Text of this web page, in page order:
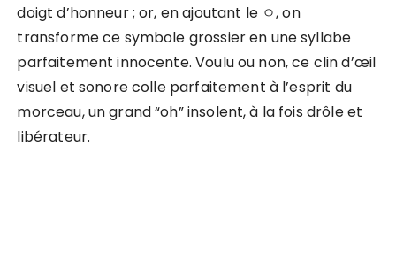
doigt d’honneur ; or, en ajoutant le ㅇ, on
transforme ce symbole grossier en une syllabe
parfaitement innocente. Voulu ou non, ce clin d’œil
visuel et sonore colle parfaitement à l’esprit du
morceau, un grand “oh” insolent, à la fois drôle et
libérateur.